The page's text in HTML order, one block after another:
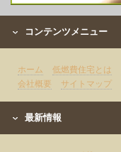
コンテンツメニュー
ホーム 低燃費住宅とは
会社概要
サイトマップ
最新情報